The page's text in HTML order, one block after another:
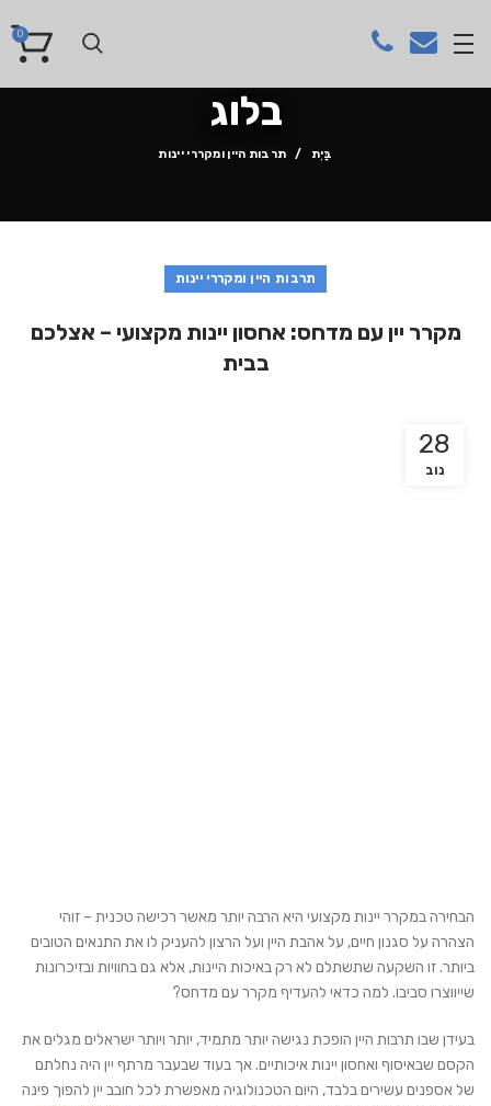
0
בלוג
בַּיִת תרבות היין ומקררי יינות
תרבות היין ומקררי יינות
מקרר יין עם מדחס: אחסון יינות מקצועי – אצלכם
בבית
28
נוב
הבחירה במקרר יינות מקצועי היא הרבה יותר מאשר רכישה טכנית – זוהי
הצהרה על סגנון חיים, על אהבת היין ועל הרצון להעניק לו את התנאים הטובים
ביותר. זו השקעה שתשתלם לא רק באיכות היינות, אלא גם בחוויות ובזיכרונות
שייווצרו סביבו. למה כדאי להעדיף מקרר עם מדחס?
בעידן שבו תרבות היין הופכת נגישה יותר מתמיד, יותר ויותר ישראלים מגלים את
הקסם שבאיסוף ואחסון יינות איכותיים. אך בעוד שבעבר מרתף יין היה נחלתם
של אספנים עשירים בלבד, היום הטכנולוגיה מאפשרת לכל חובב יין להפוך פינה